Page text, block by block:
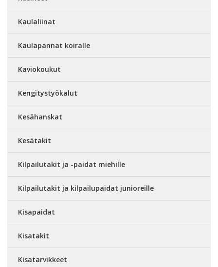
Kaulaliinat
Kaulapannat koiralle
Kaviokoukut
Kengitystyökalut
Kesähanskat
Kesätakit
Kilpailutakit ja -paidat miehille
Kilpailutakit ja kilpailupaidat junioreille
Kisapaidat
Kisatakit
Kisatarvikkeet